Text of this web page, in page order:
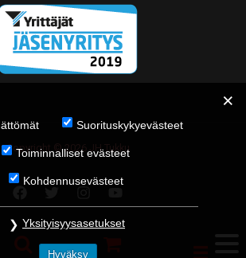
Copyright © 2026 JH Tukku
Suorituskykyevästeet
Toiminnalliset evästeet
Kohdennusevästeet
Yksityisyysasetukset
Hyväksy